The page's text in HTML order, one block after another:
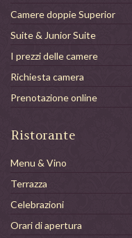
Camere doppie Superior
Suite & Junior Suite
I prezzi delle camere
Richiesta camera
Prenotazione online
Ristorante
Menu & Vino
Terrazza
Celebrazioni
Orari di apertura